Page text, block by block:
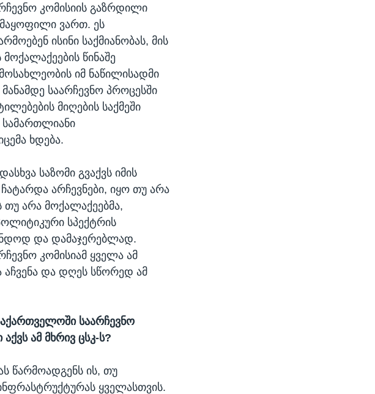
კომისიის გაზრდილი
ვართ. ეს
ისინი საქმიანობას, მის
წინაშე
იმ ნაწილისადმი
საარჩევნო პროცესში
მიღების საქმეში
ხდება.
საზომი გვაქვს იმის
არჩევნები, იყო თუ არა
არა მოქალაქეებმა,
სპექტრის
და დამაჯერებლად.
კომისიამ ყველა ამ
აჩვენა და დღეს სწორედ ამ
საარჩევნო
ამ მხრივ ცსკ-ს?
წარმოადგენს ის, თუ
ყველასთვის.